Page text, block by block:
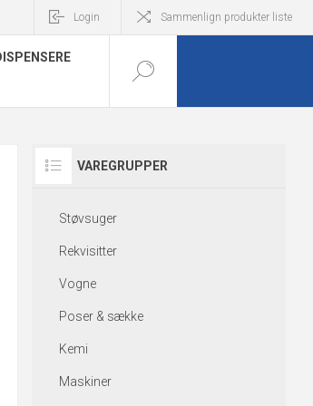
Login Sammenlign produkter liste
VAREGRUPPER
Støvsuger
Rekvisitter
Vogne
Poser & sække
Kemi
Maskiner